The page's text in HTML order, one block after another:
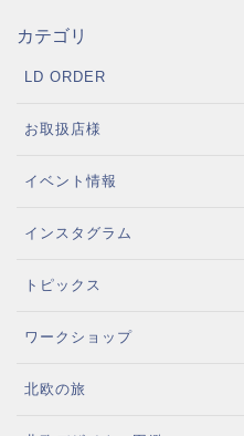
カテゴリ
LD ORDER
お取扱店様
イベント情報
インスタグラム
トピックス
ワークショップ
北欧の旅